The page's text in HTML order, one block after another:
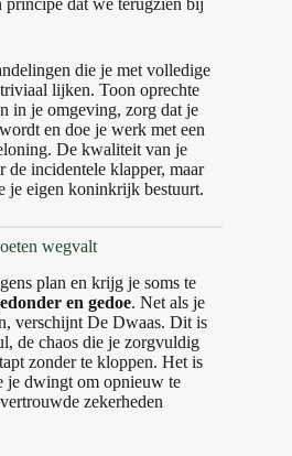
principe dat we terugzien bij
die je met volledige
lijken. Toon oprechte
in je omgeving, zorg dat je
en doe je werk met een
De kwaliteit van je
de incidentele klapper, maar
je eigen koninkrijk bestuurt.
wegvalt
plan en krijg je soms te
en gedoe. Net als je
verschijnt De Dwaas. Dit is
de chaos die je zorgvuldig
zonder te kloppen. Het is
je dwingt om opnieuw te
zekerheden